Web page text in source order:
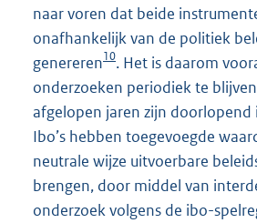
naar voren dat beide
onafhankelijk van de politiek
genereren10. Het is daarom
onderzoeken periodiek te
afgelopen jaren zijn doorlopend
Ibo’s hebben toegevoegde
neutrale wijze uitvoerbare
brengen, door middel van
onderzoek volgens de ibo-